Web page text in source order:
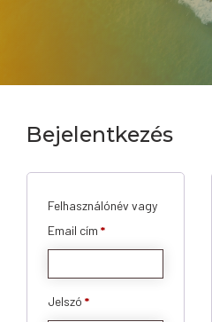
Bejelentkezés
Felhasználónév vagy
Email cím *Kötelező
Jelszó *Kötelező